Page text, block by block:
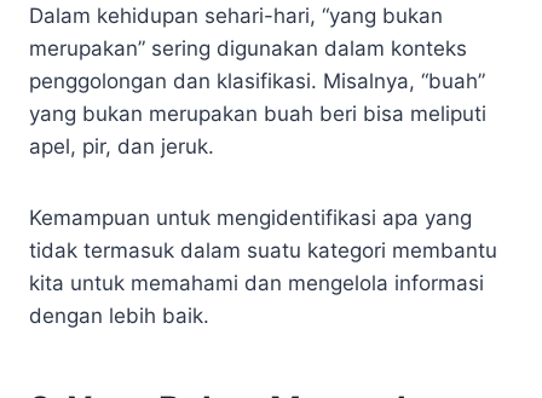
Dalam kehidupan sehari-hari, “yang bukan
merupakan” sering digunakan dalam konteks
penggolongan dan klasifikasi. Misalnya, “buah”
yang bukan merupakan buah beri bisa meliputi
apel, pir, dan jeruk.
Kemampuan untuk mengidentifikasi apa yang
tidak termasuk dalam suatu kategori membantu
kita untuk memahami dan mengelola informasi
dengan lebih baik.